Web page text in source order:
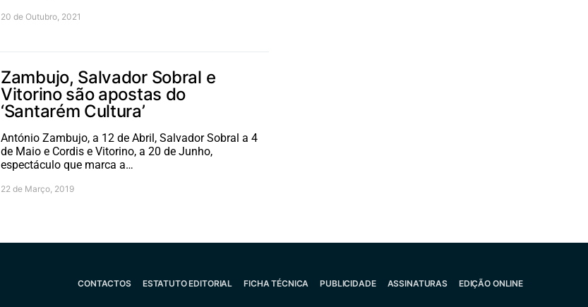
20 de Outubro, 2021
Zambujo, Salvador Sobral e
Vitorino são apostas do
‘Santarém Cultura’
António Zambujo, a 12 de Abril, Salvador Sobral a 4
de Maio e Cordis e Vitorino, a 20 de Junho,
espectáculo que marca a…
22 de Março, 2019
CONTACTOS ESTATUTO EDITORIAL FICHA TÉCNICA PUBLICIDADE ASSINATURAS EDIÇÃO ONLINE